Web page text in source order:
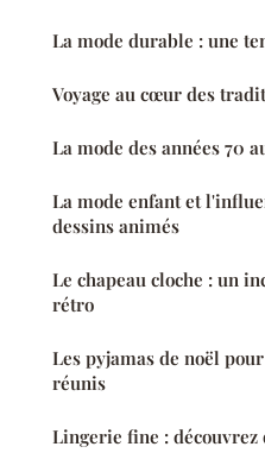
La mode durable : une
Voyage au cœur des
La mode des années 70
La mode enfant et
dessins animés
Le chapeau cloche : un
rétro
Les pyjamas de noël
réunis
Lingerie fine : découvrez